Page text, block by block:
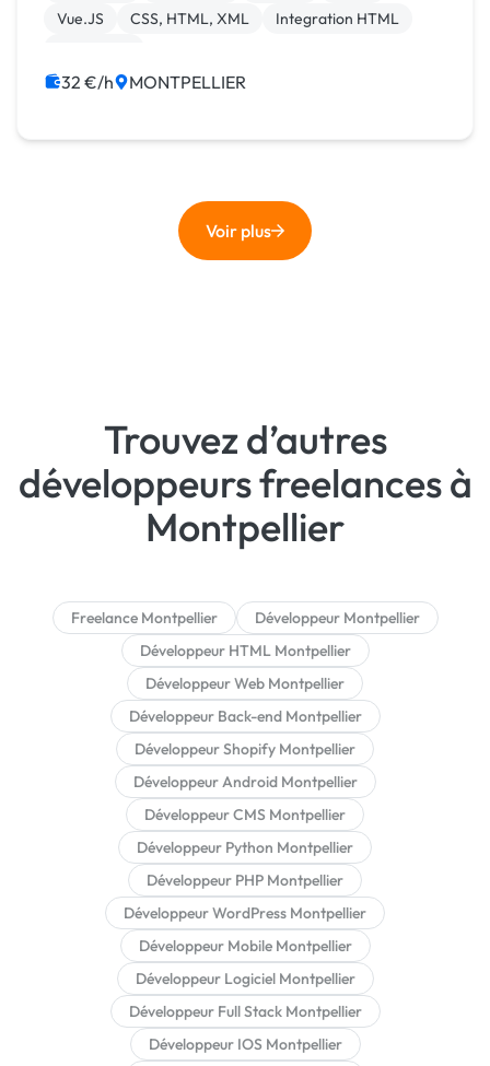
Vue.JS
CSS, HTML, XML
Integration HTML
32 €/h MONTPELLIER
Voir plus
Trouvez d’autres
développeurs freelances à
Montpellier
Freelance Montpellier
Développeur Montpellier
Développeur HTML Montpellier
Développeur Web Montpellier
Développeur Back-end Montpellier
Développeur Shopify Montpellier
Développeur Android Montpellier
Développeur CMS Montpellier
Développeur Python Montpellier
Développeur PHP Montpellier
Développeur WordPress Montpellier
Développeur Mobile Montpellier
Développeur Logiciel Montpellier
Développeur Full Stack Montpellier
Développeur IOS Montpellier